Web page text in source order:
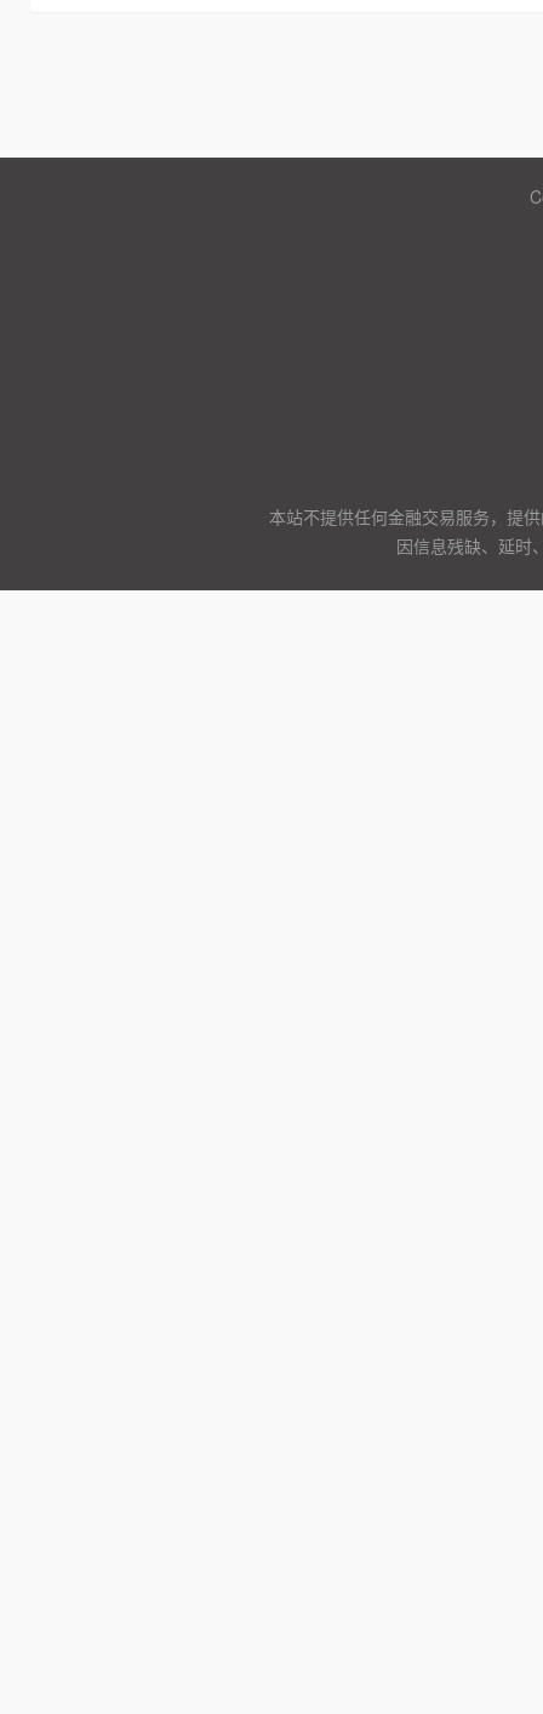
本站不提供任何金融交易服务，提
因信息残缺、延时